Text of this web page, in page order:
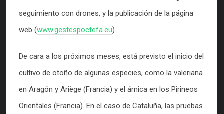
seguimiento con drones, y la publicación de la página
web (www.gestespoctefa.eu).
De cara a los próximos meses, está previsto el inicio del
cultivo de otoño de algunas especies, como la valeriana
en Aragón y Ariège (Francia) y el árnica en los Pirineos
Orientales (Francia). En el caso de Cataluña, las pruebas